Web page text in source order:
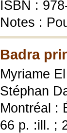
ISBN :
Notes :
Badra
Myriame
Stéphan
Montréal :
66 p. :ill. ;